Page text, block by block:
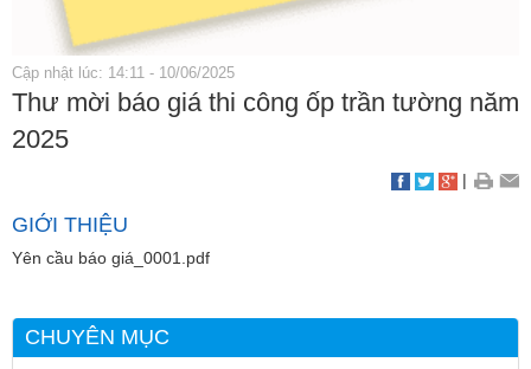
Cập nhật lúc: 14:11 - 10/06/2025
Thư mời báo giá thi công ốp trần tường năm
2025
|
GIỚI THIỆU
Yên cầu báo giá_0001.pdf
CHUYÊN MỤC